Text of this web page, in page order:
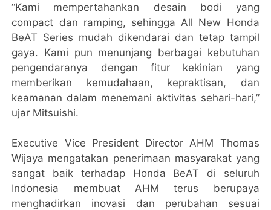
“Kami mempertahankan desain bodi yang
compact dan ramping, sehingga All New Honda
BeAT Series mudah dikendarai dan tetap tampil
gaya. Kami pun menunjang berbagai kebutuhan
pengendaranya dengan fitur kekinian yang
memberikan kemudahaan, kepraktisan, dan
keamanan dalam menemani aktivitas sehari-hari,”
ujar Mitsuishi.
Executive Vice President Director AHM Thomas
Wijaya mengatakan penerimaan masyarakat yang
sangat baik terhadap Honda BeAT di seluruh
Indonesia membuat AHM terus berupaya
menghadirkan inovasi dan perubahan sesuai